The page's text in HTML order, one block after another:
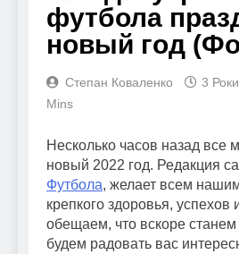
футбола
новый год
Степан Коваленко 3
Mins
Несколько часов назад все
новый 2022 год. Редакция
Футбола, желает всем
крепкого здоровья,
обещаем, что вскоре
будем радовать вас